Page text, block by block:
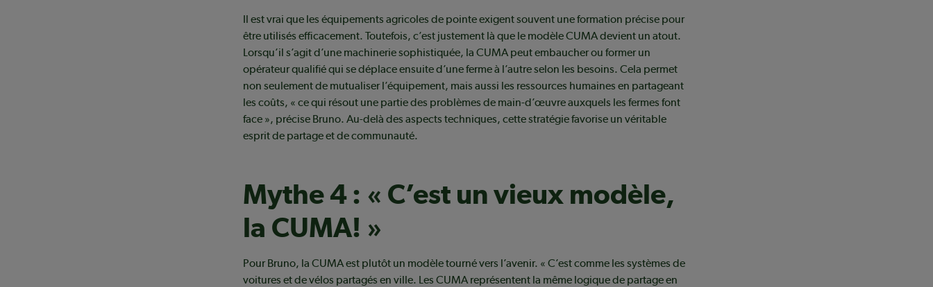
Il est vrai que les équipements agricoles de pointe exigent souvent une formation précise pour
être utilisés efficacement. Toutefois, c’est justement là que le modèle CUMA devient un atout.
Lorsqu’il s’agit d’une machinerie sophistiquée, la CUMA peut embaucher ou former un
opérateur qualifié qui se déplace ensuite d’une ferme à l’autre selon les besoins. Cela permet
non seulement de mutualiser l’équipement, mais aussi les ressources humaines en partageant
les coûts, « ce qui résout une partie des problèmes de main-d’œuvre auxquels les fermes font
face », précise Bruno. Au-delà des aspects techniques, cette stratégie favorise un véritable
esprit de partage et de communauté.
Mythe 4 : « C’est un vieux modèle,
la CUMA! »
Pour Bruno, la CUMA est plutôt un modèle tourné vers l’avenir. « C’est comme les systèmes de
voitures et de vélos partagés en ville. Les CUMA représentent la même logique de partage en